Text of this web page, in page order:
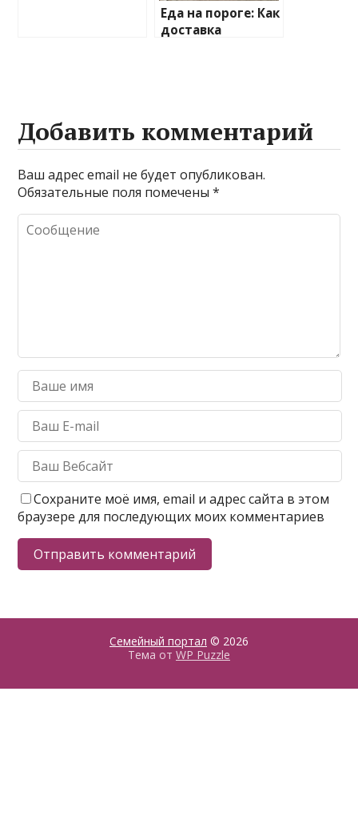
Еда на пороге: Как
доставка
Добавить комментарий
Ваш адрес email не будет опубликован.
Обязательные поля помечены*
Сохраните моё имя, email и адрес сайта в этом
браузере для последующих моих комментариев
Семейный портал © 2026
Тема от WP Puzzle